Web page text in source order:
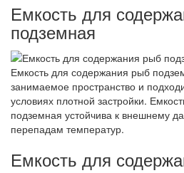
Емкость для
подземная
Емкость для содержания рыб
занимаемое пространство и
условиях плотной застройки.
подземная устойчива к внешнему
перепадам температур.
Емкость для